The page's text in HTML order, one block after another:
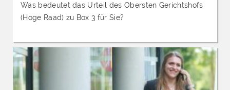
Was bedeutet das Urteil des Obersten Gerichtshofs
(Hoge Raad) zu Box 3 für Sie?